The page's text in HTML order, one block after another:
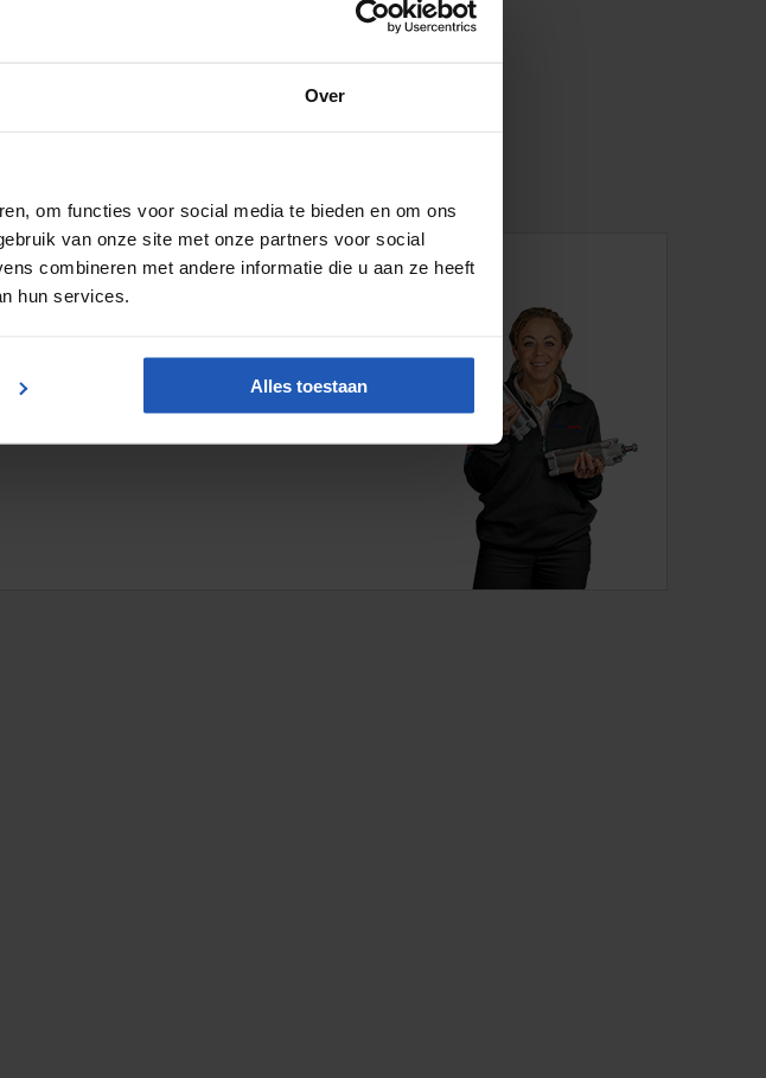
Over
om functies voor social media te bieden en om ons
van onze site met onze partners voor social
combineren met andere informatie die u aan ze heeft
hun services.
Alles toestaan
Zuverlässige
Know-how im Haus